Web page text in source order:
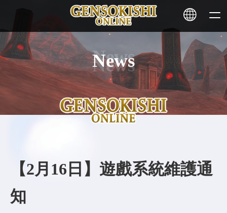
NEWS
STAKING
Learn More
News
【2月16日】遊戲系統維護通
知